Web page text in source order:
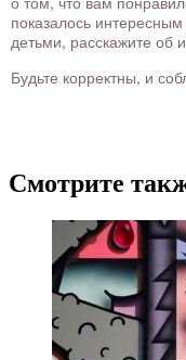
показалось
детьми, расскажите об
Будьте корректны, и
Смотрите